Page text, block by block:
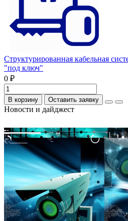
Структурированная кабельная
"под ключ"
0 ₽
В корзину Оставить заявку
Новости и дайджест